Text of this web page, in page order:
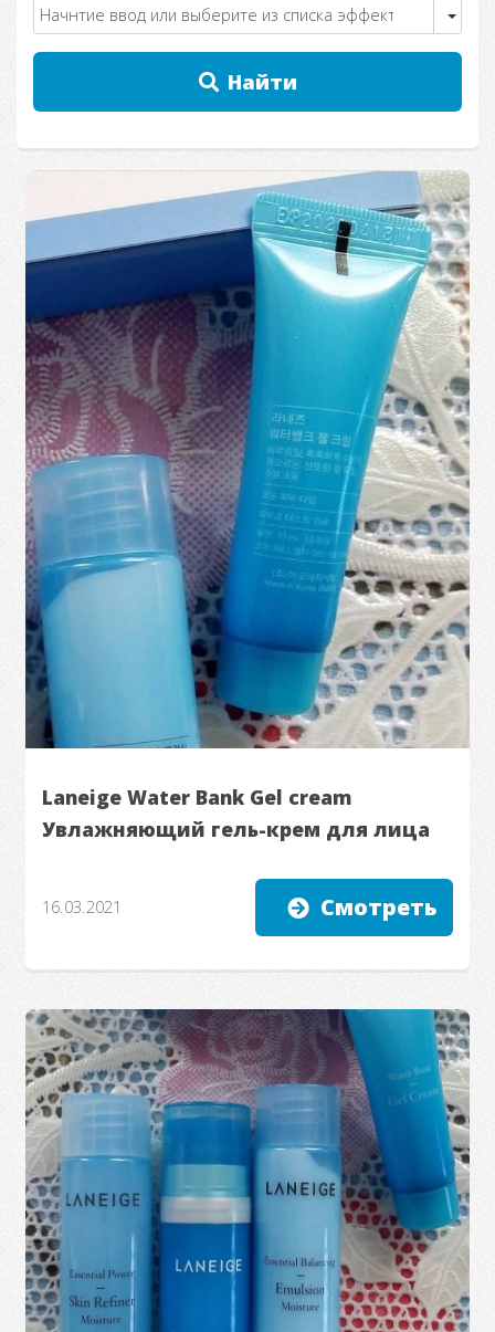
Найти
Laneige Water Bank Gel cream
Увлажняющий гель-крем для лица
16.03.2021 Смотреть